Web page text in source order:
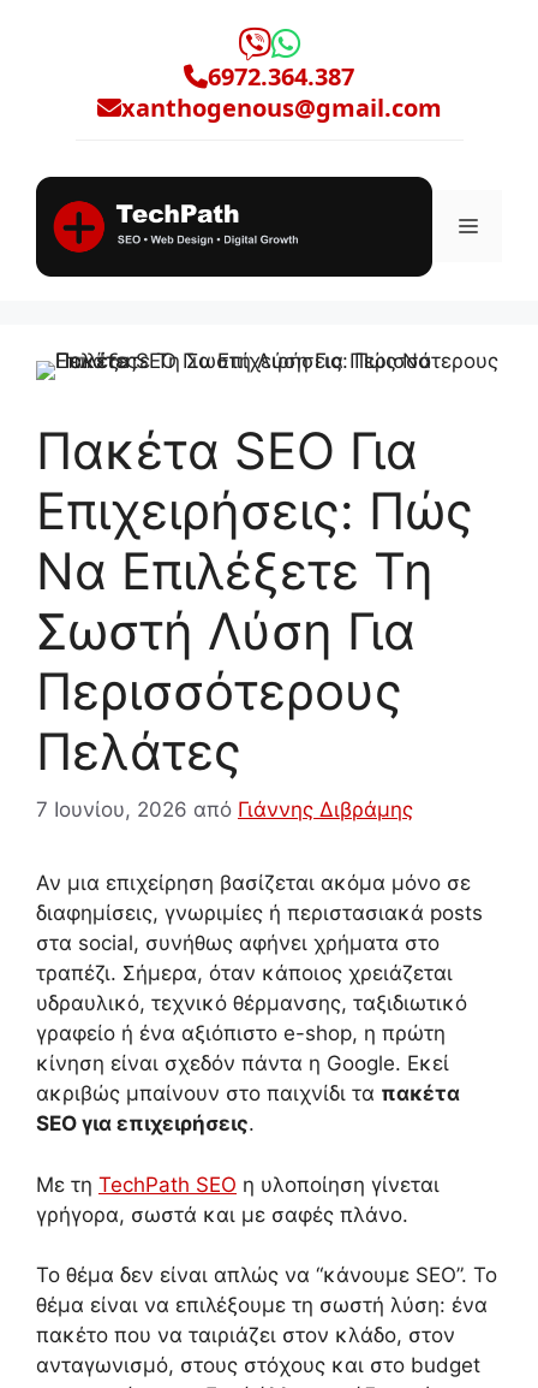
6972.364.387
xanthogenous@gmail.com
Πακέτα SEO Για
Επιχειρήσεις: Πώς
Να Επιλέξετε Τη
Σωστή Λύση Για
Περισσότερους
Πελάτες
7 Ιουνίου, 2026 από Γιάννης Διβράμης
Αν μια επιχείρηση βασίζεται ακόμα μόνο σε
διαφημίσεις, γνωριμίες ή περιστασιακά posts
στα social, συνήθως αφήνει χρήματα στο
τραπέζι. Σήμερα, όταν κάποιος χρειάζεται
υδραυλικό, τεχνικό θέρμανσης, ταξιδιωτικό
γραφείο ή ένα αξιόπιστο e-shop, η πρώτη
κίνηση είναι σχεδόν πάντα η Google. Εκεί
ακριβώς μπαίνουν στο παιχνίδι τα πακέτα
SEO για επιχειρήσεις.
Με τη TechPath SEO η υλοποίηση γίνεται
γρήγορα, σωστά και με σαφές πλάνο.
Το θέμα δεν είναι απλώς να “κάνουμε SEO”. Το
θέμα είναι να επιλέξουμε τη σωστή λύση: ένα
πακέτο που να ταιριάζει στον κλάδο, στον
ανταγωνισμό, στους στόχους και στο budget